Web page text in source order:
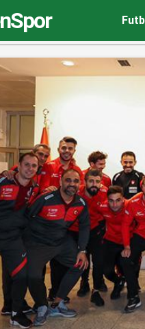
Kenan Yıldız damgası!